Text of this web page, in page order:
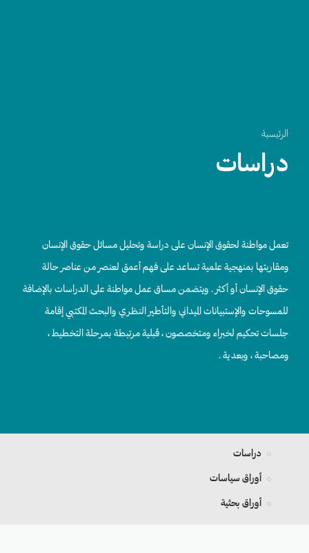
الرئيسية
دراسات
تعمل مواطنة لحقوق الإنسان على دراسة وتحليل مسائل حقوق الإنسان
ومقاربتها بمنهجية علمية تساعد على فهم أعمق لعنصر من عناصر حالة
حقوق الإنسان أو أكثر . ويتضمن مساق عمل مواطنة على الدراسات بالإضافة
للمسوحات والإستبيانات الميداني والتأطير النظري والبحث المكتبي إقامة
جلسات تحكيم لخبراء ومتخصصون ، قبلية مرتبطة بمرحلة التخطيط ،
ومصاحبة ، وبعدية .
دراسات
أوراق سياسات
أوراق بحثية